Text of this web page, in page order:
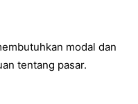
modal dan
tentang pasar.